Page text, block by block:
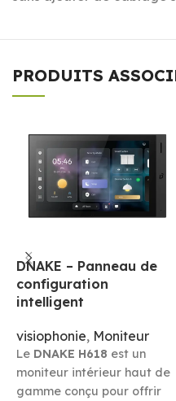
PRODUITS
DNAKE – Panneau de
configuration
intelligent
visiophonie, Moniteur
Le DNAKE H618 est un
moniteur intérieur haut de
gamme conçu pour offrir